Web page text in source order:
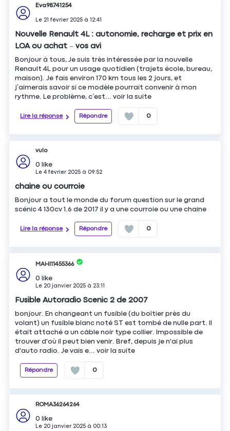
Eva98741254
Le 21 février 2025 à12:41
Nouvelle Renault 4L : autonomie, recharge et prix en
LOA ou achat – vos avi
Bonjour à tous, Je suis très intéressée par la nouvelle
Renault 4L pour un usage quotidien (trajets école, bureau,
maison). Je fais environ 170 km tous les 2 jours, et
j’aimerais savoir si ce modèle pourrait convenir à mon
rythme. Le problème, c’est...voir la suite
Lire la réponse Répondre 0
vulo
0 like
Le4 février 2025 à 09:52
chaine ou courroie
Bonjour a tout le monde du forum question sur le grand
scénic 4 130cv 1.6 de 2017 il y a une courroie ou une chaine
Lire la réponse Répondre 0
MAHI11455366
0 like
Le 20 janvier 2025 à 23:11
Fusible Autoradio Scenic 2 de 2007
bonjour. En changeant un fusible (du boîtier près du
volant) un fusible blanc noté ST est tombé de nulle part. Il
était attaché a un câble noir type collier. Impossible de
trouver d'où il peut bien venir. Bref, depuis je n'ai plus
d'auto radio. Je vais e...voir la suite
Répondre 0
ROMA36264264
0 like
Le 20 janvier 2025 à 00:13